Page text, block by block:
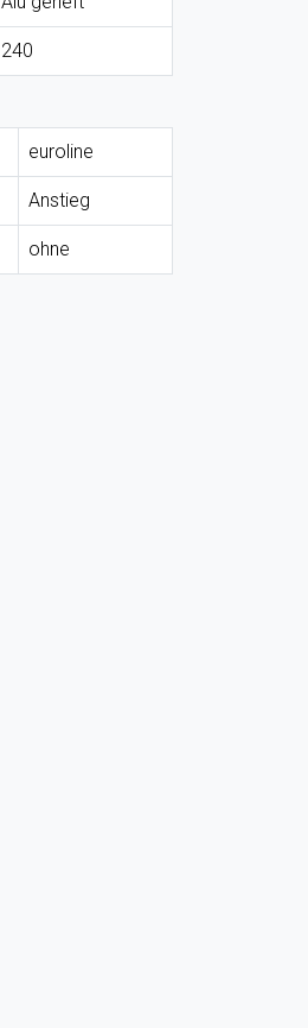
240
euroline
Anstieg
ohne